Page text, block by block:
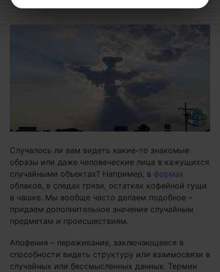
Случалось ли вам видеть какие-то знакомые
образы или даже человеческие лица в кажущихся
случайными объектах? Например, в формах
облаков, в следах грязи, остатках кофейной гущи
в чашке. Мы вообще часто делаем подобное –
придаем дополнительное значение случайным
предметам и происшествиям.
Апофения – переживание, заключающееся в
способности видеть структуру или взаимосвязи в
случайных или бессмысленных данных. Термин